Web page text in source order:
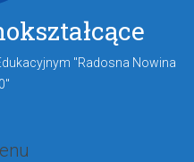
"Radosna Nowina